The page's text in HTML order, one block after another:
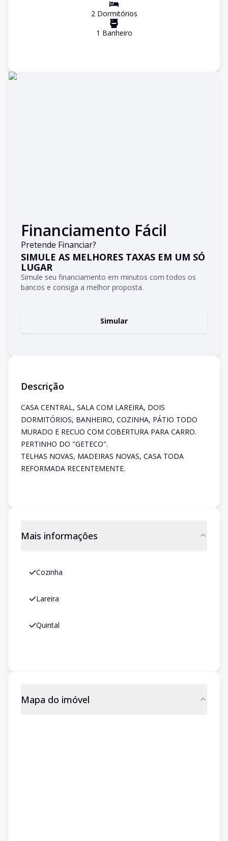
2Dormitórios
1 Banheiro
Financiamento Fácil
Pretende Financiar?
SIMULE AS MELHORES TAXAS EM UM SÓ
LUGAR
Simule seu financiamento em minutos com todos os
bancos e consiga a melhor proposta.
Simular
Descrição
CASA CENTRAL, SALA COM LAREIRA, DOIS
DORMITÓRIOS, BANHEIRO, COZINHA, PÁTIO TODO
MURADO E RECUO COM COBERTURA PARA CARRO.
PERTINHO DO "GETECO".
TELHAS NOVAS, MADEIRAS NOVAS, CASA TODA
REFORMADA RECENTEMENTE.
Mais informações
Cozinha
Lareira
Quintal
Mapa do imóvel